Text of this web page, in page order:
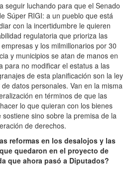
seguir luchando para que el Senado
Súper RIGI: a un pueblo que está
con la incertidumbre le quieren
regulatoria que prioriza las
y los milmillonarios por 30
y municipios se atan de manos en
para no modificar el estatus a las
de esta planificación son la ley
datos personales. Van en la misma
en términos de que las
lo que quieran con los bienes
sino sobre la premisa de la
de derechos.
reformas en los desalojos y las
quedaron en el proyecto de
que ahora pasó a Diputados?